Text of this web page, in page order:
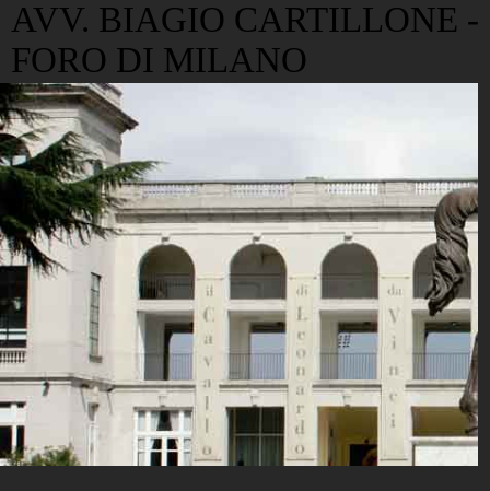
AVV. BIAGIO CARTILLONE -
FORO DI MILANO